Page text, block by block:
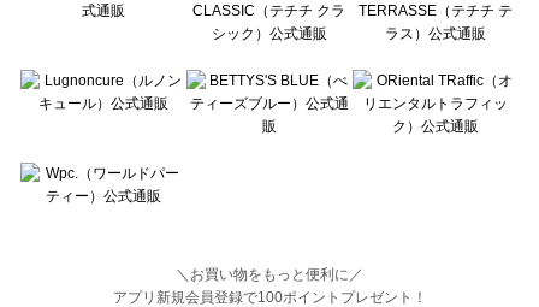
＼お買い物をもっと便利に／
アプリ新規会員登録で100ポイントプレゼント！